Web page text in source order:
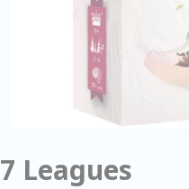
7 Leagues